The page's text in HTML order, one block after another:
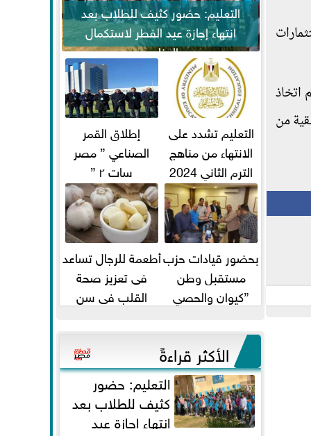
اتخاذ
من
التعليم: حضور كثيف للطلاب بعد
انتهاء إجازة عيد الفطر لاستكمال
المناهج
التعليم تشدد على
الانتهاء من مناهج
الترم الثاني 2024
قبل الامتحانات
إطلاق القمر
الصناعي ” مصر
سات ٢ ”
بحضور قيادات حزب
مستقبل وطن
”كيوان والحصي
وعيسي” أمانه كفر...
أطعمة للرجال تساعد
فى تعزيز صحة
القلب فى سن
الأكثر قراءةً
التعليم: حضور
كثيف للطلاب بعد
انتهاء إجازة عيد